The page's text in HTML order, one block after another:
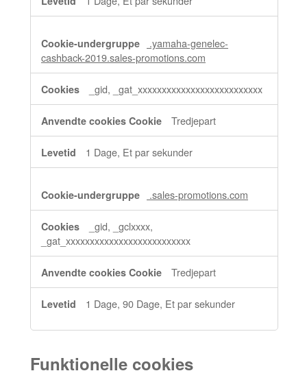
.yamaha-genelec-
cashback-2019.sales-promotions.com
_gid, _gat_xxxxxxxxxxxxxxxxxxxxxxxxxx
Tredjepart
1 Dage, Et par sekunder
.sales-promotions.com
_gid, _gclxxxx,
_gat_xxxxxxxxxxxxxxxxxxxxxxxxxx
Tredjepart
1 Dage, 90 Dage, Et par sekunder
Funktionelle cookies